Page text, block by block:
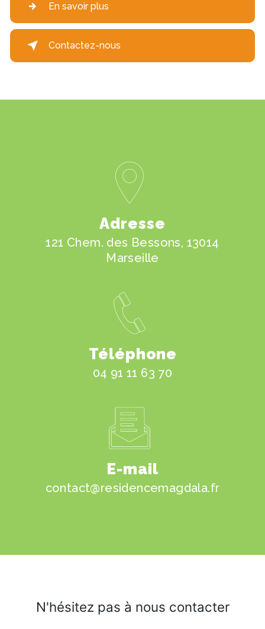
En savoir plus
Contactez-nous
Adresse
121 Chem. des Bessons, 13014
Marseille
Téléphone
04 91 11 63 70
E-mail
contact@residencemagdala.fr
N'hésitez pas à nous contacter